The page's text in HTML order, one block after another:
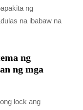
ng
na ibabaw na
ng
ng mga
lock ang